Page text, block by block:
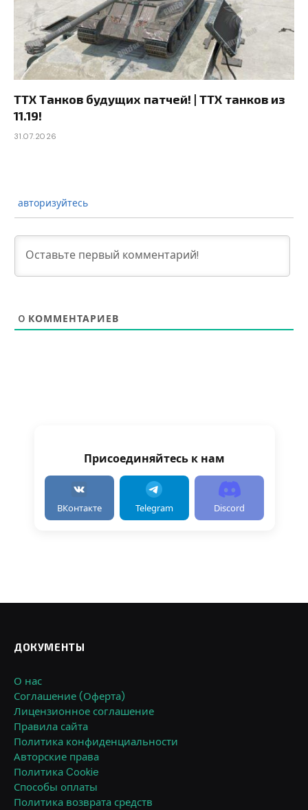
ТТХ Танков будущих патчей! | ТТХ танков из
11.19!
31.07.2026
авторизуйтесь
0 КОММЕНТАРИЕВ
Присоединяйтесь к нам
ВКонтакте Telegram Discord
ДОКУМЕНТЫ
О нас
Соглашение (Оферта)
Лицензионное соглашение
Правила сайта
Политика конфиденциальности
Авторские права
Политика Cookie
Способы оплаты
Политика возврата средств